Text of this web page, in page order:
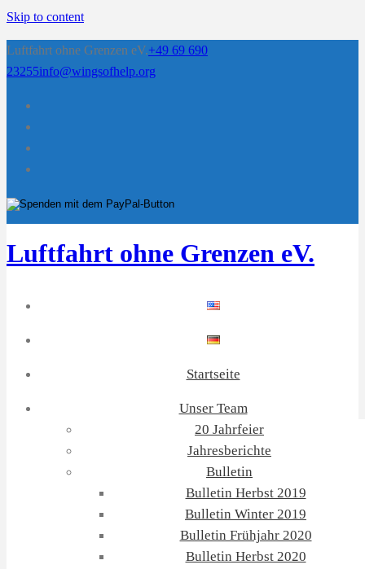
Skip to content
Luftfahrt ohne Grenzen eV.+49 69 690
23255info@wingsofhelp.org
Luftfahrt ohne Grenzen eV.
Startseite
Unser Team
20 Jahrfeier
Jahresberichte
Bulletin
Bulletin Herbst 2019
Bulletin Winter 2019
Bulletin Frühjahr 2020
Bulletin Herbst 2020